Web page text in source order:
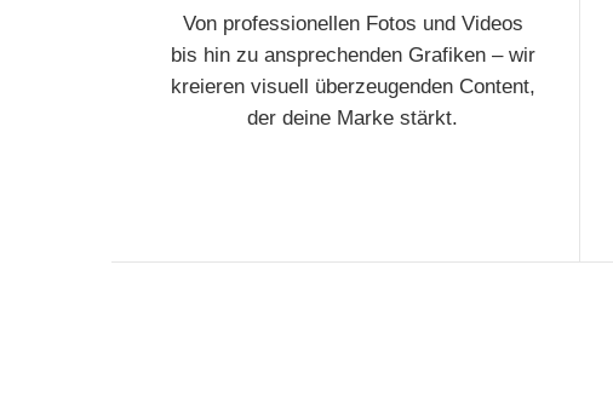
Von professionellen Fotos und Videos
bis hin zu ansprechenden Grafiken – wir
kreieren visuell überzeugenden Content,
der deine Marke stärkt.